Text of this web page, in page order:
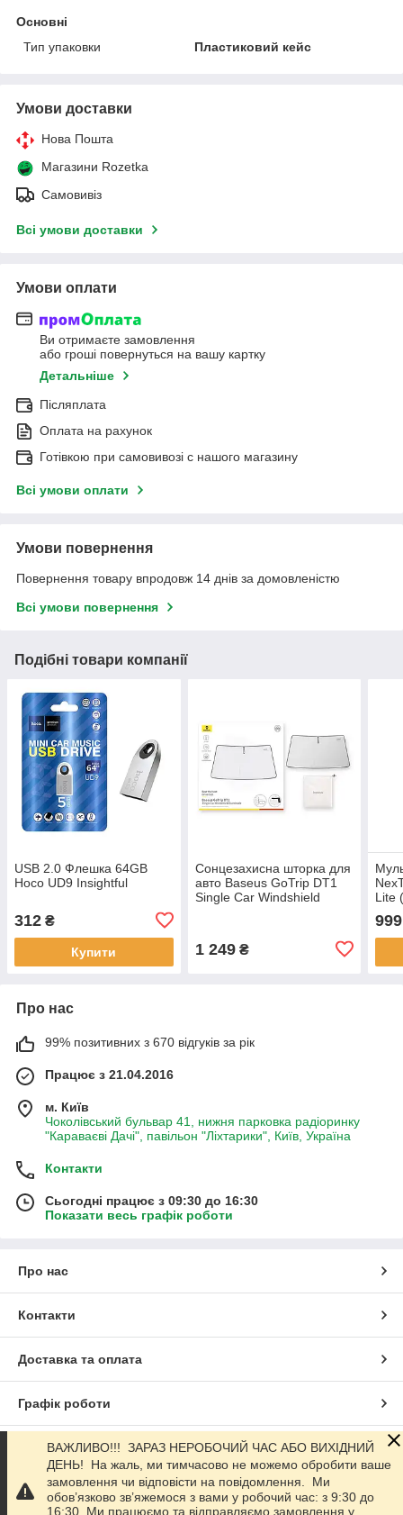
Основні
Тип упаковки
Пластиковий кейс
Умови доставки
Нова Пошта
Магазини Rozetka
Самовивіз
Всі умови доставки
Умови оплати
Ви отримаєте замовлення
або гроші повернуться на вашу картку
Детальніше
Післяплата
Оплата на рахунок
Готівкою при самовивозі c нашого магазину
Всі умови оплати
Умови повернення
Повернення товару впродовж 14 днів за домовленістю
Всі умови повернення
Подібні товари компанії
USB 2.0 Флешка 64GB
Hoco UD9 Insightful
312 ₴
Купити
Сонцезахисна шторка для
авто Baseus GoTrip DT1
Single Car Windshield
1 249₴
Lite
999
Про нас
99% позитивних з 670 відгуків за рік
Працює з 21.04.2016
м. Київ
Чоколівський бульвар 41, нижня парковка радіоринку
"Караваєві Дачі", павільон "Ліхтарики", Київ, Україна
Контакти
Сьогодні працює з 09:30 до 16:30
Показати весь графік роботи
Про нас
Контакти
Доставка та оплата
Графік роботи
Повна версія сайту
Сайт створено на маркетплейсі Prom.ua
ВАЖЛИВО!!! ЗАРАЗ НЕРОБОЧИЙ ЧАС АБО ВИХІДНИЙ
ДЕНЬ! На жаль, ми тимчасово не можемо обробити ваше
замовлення чи відповісти на повідомлення. Ми
обов’язково зв’яжемося з вами у робочий час: з 9:30 до
16:30. Ми працюємо та відправляємо замовлення у